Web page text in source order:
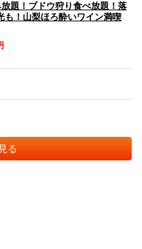
題！ブドウ狩り食べ放題！落
！山梨ほろ酔いワイン満喫
る